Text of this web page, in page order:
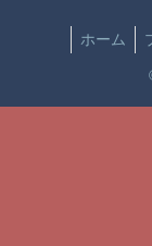
ホーム